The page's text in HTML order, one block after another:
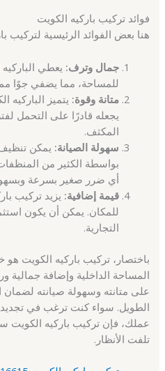
فوائد تركيب باركيه الكويت
هنا بعض الفوائد الرئيسية لتركيب
جمال وترف: يعطي
للمساحة، مما يضفي جوًا
متانة وقوة: يتميز الباركيه
يجعله قادرًا على التحمل
المكثف.
سهولة الصيانة: يمكن
بواسطة الكثير من
أي ضرر صغير بسرعة
قيمة إضافية: يزيد تركيب
للمكان. يمكن أن يكون
التجارية.
باختصار، تركيب باركيه الكويت هو
المساحة الداخلية وإضافة جمالية
على متانته وسهولة صيانته
الطويل. سواء كنت ترغب في
عملك، فإن تركيب باركيه
تلفت الأنظار.